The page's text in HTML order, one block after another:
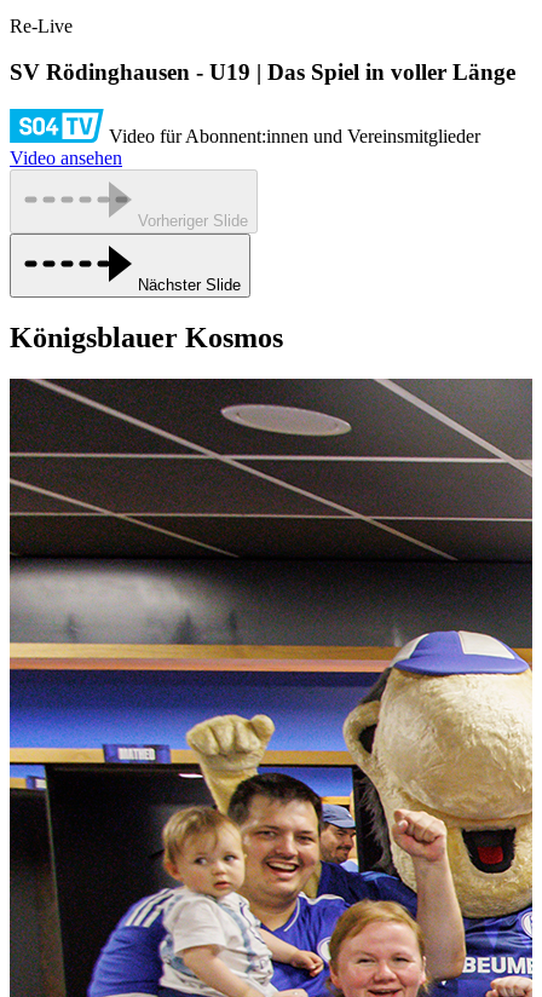
Re-Live
SV Rödinghausen - U19 | Das Spiel in voller Länge
Video für Abonnent:innen und Vereinsmitglieder
Video ansehen
Vorheriger Slide
Nächster Slide
Königsblauer Kosmos